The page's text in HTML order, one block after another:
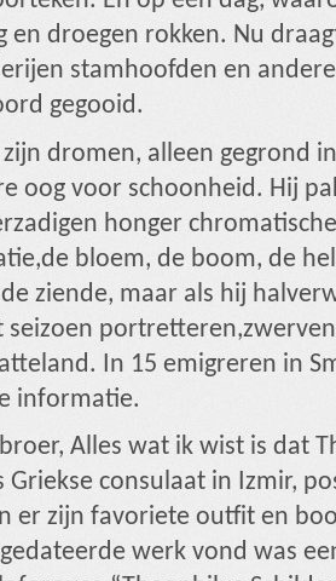
en droegen rokken. Nu
stamhoofden en
gegooid.
dromen, alleen gegrond
oog voor schoonheid. Hij
honger
bloem, de boom, de
ziende, maar als hij
seizoen
In 15 emigreren in
informatie.
Alles wat ik wist is dat
Griekse consulaat in Izmir,
er zijn favoriete outfit en
werk vond was